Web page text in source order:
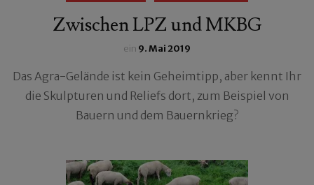
Zwischen LPZ und MKBG
ein 9. Mai 2019
Das Agra-Gelände ist kein Geheimtipp, aber kennt Ihr
die Skulpturen und Reliefs dort, zum Beispiel von
Bauern und dem Bauernkrieg?